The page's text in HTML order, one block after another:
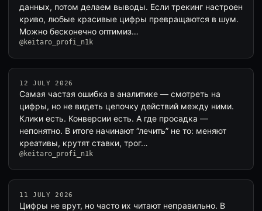
данных, потом делаем выводы. Если трекинг настроен
криво, любые красивые цифры превращаются в шум.
Можно бесконечно оптимиз…
@keitaro_profi_n1k
12 JULY 2026
Самая частая ошибка в аналитике — смотреть на
цифры, но не видеть цепочку действий между ними.
Клики есть. Конверсии есть. А где просадка —
непонятно. В итоге начинают “лечить” не то: меняют
креативы, крутят ставки, трог…
@keitaro_profi_n1k
11 JULY 2026
Цифры не врут, но часто их читают неправильно. В